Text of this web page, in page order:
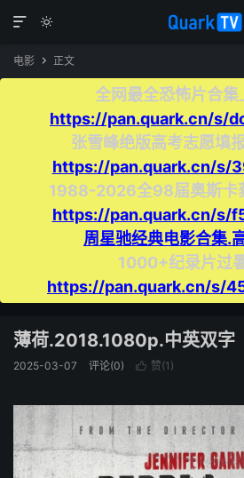


电影  正文
全网最全恐怖片合集
https://pan.quark.cn/s/
张雪峰绝版高考志愿填
https://pan.quark.cn/s/
1988-2026全98届奥斯卡
https://pan.quark.cn/s/
周星驰经典电影合集.
1000+纪录片过暑
https://pan.quark.cn/s/
薄荷.2018.1080p.中英双字
2025-03-07 评论(0)  赞(1 )